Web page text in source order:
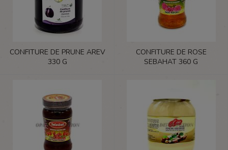
CONFITURE DE PRUNE AREV
330 G
CONFITURE DE ROSE
SEBAHAT 360 G